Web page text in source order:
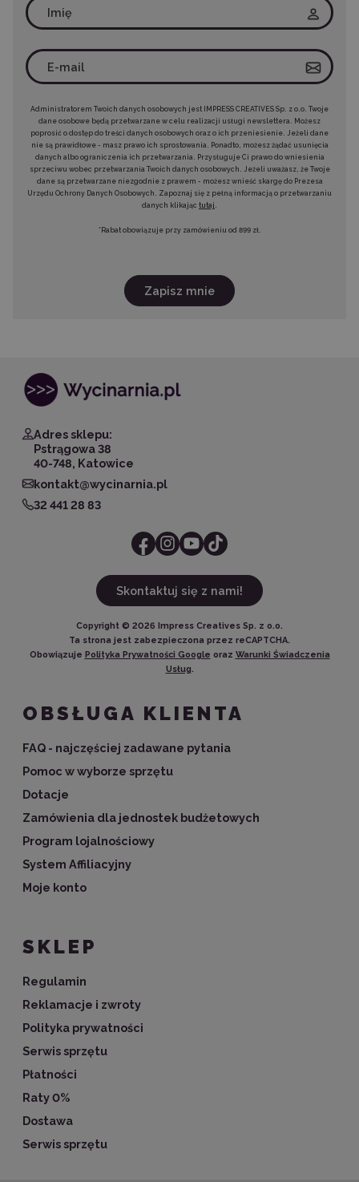
Administratorem Twoich danych osobowych jest IMPRESS CREATIVES Sp. z o.o. Twoje
dane osobowe będą przetwarzane w celu realizacji usługi newslettera. Możesz
poprosić o dostęp do treści danych osobowych oraz o ich przeniesienie. Jeżeli dane
nie są prawidłowe - masz prawo ich sprostowania. Ponadto, możesz żądać usunięcia
danych albo ograniczenia ich przetwarzania. Przysługuje Ci prawo do wniesienia
sprzeciwu wobec przetwarzania Twoich danych osobowych. Jeżeli uważasz, że Twoje
dane są przetwarzane niezgodnie z prawem - możesz wnieść skargę do Prezesa
Urzędu Ochrony Danych Osobowych. Zapoznaj się z pełną informacją o przetwarzaniu
danych klikając tutaj
*Rabat obowiązuje przy zamówieniu od 899 zł.
Zapisz mnie
Adres sklepu:
Pstrągowa 38
40-748, Katowice
kontakt@wycinarnia.pl
32 441 28 83
Skontaktuj się z nami!
Copyright © 2026 Impress Creatives Sp. z o.o.
Ta strona jest zabezpieczona przez reCAPTCHA.
Obowiązuje Polityka Prywatności Google oraz Warunki Świadczenia
Usług.
OBSŁUGA KLIENTA
FAQ - najczęściej zadawane pytania
Pomoc w wyborze sprzętu
Dotacje
Zamówienia dla jednostek budżetowych
Program lojalnościowy
System Affiliacyjny
Moje konto
SKLEP
Regulamin
Reklamacje i zwroty
Polityka prywatności
Serwis sprzętu
Płatności
Raty 0%
Dostawa
Serwis sprzętu